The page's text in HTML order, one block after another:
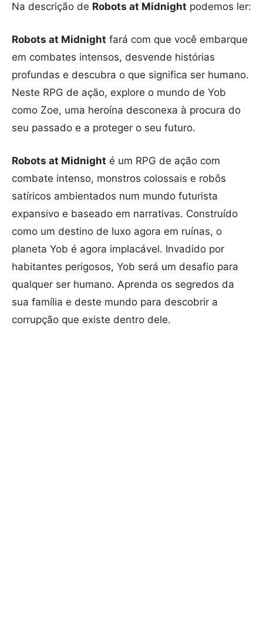
Na descrição de Robots at Midnight podemos ler:
Robots at Midnight fará com que você embarque
em combates intensos, desvende histórias
profundas e descubra o que significa ser humano.
Neste RPG de ação, explore o mundo de Yob
como Zoe, uma heroína desconexa à procura do
seu passado e a proteger o seu futuro.
Robots at Midnight é um RPG de ação com
combate intenso, monstros colossais e robôs
satíricos ambientados num mundo futurista
expansivo e baseado em narrativas. Construído
como um destino de luxo agora em ruínas, o
planeta Yob é agora implacável. Invadido por
habitantes perigosos, Yob será um desafio para
qualquer ser humano. Aprenda os segredos da
sua família e deste mundo para descobrir a
corrupção que existe dentro dele.